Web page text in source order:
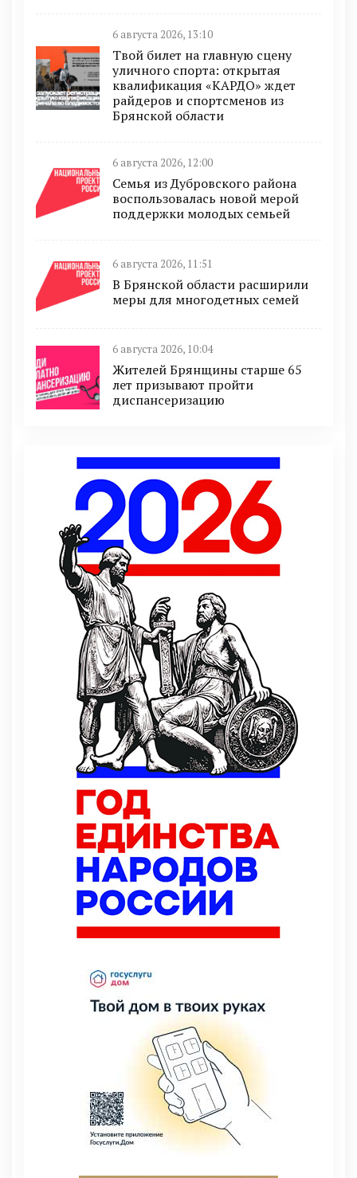
6 августа 2026, 13:10
Твой билет на главную сцену
уличного спорта: открытая
квалификация «КАРДО» ждет
райдеров и спортсменов из
Брянской области
6 августа 2026, 12:00
Семья из Дубровского района
воспользовалась новой мерой
поддержки молодых семьей
6 августа 2026, 11:51
В Брянской области расширили
меры для многодетных семей
6 августа 2026, 10:04
Жителей Брянщины старше 65
лет призывают пройти
диспансеризацию